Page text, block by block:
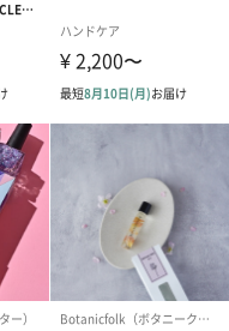
」
ォルニアにおいて創業
カー「スターネイル社」
のはスクラブやボディ
活躍の場は、ネイルサロ
ル教材、ホームケアアイ
。